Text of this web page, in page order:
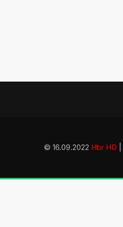
© 16.09.2022 Hbr HD